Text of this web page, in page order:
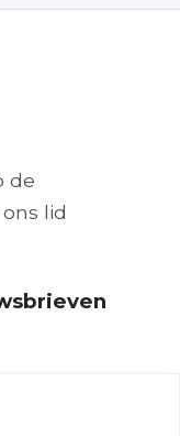
de
lid